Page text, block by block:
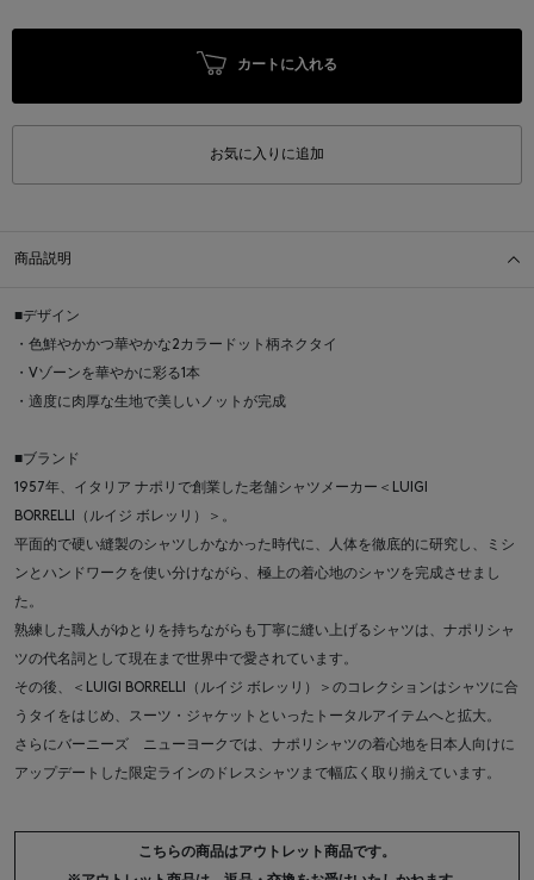
カートに入れる
お気に入りに追加
商品説明
■デザイン
・色鮮やかかつ華やかな2カラードット柄ネクタイ
・Vゾーンを華やかに彩る1本
・適度に肉厚な生地で美しいノットが完成
■ブランド
1957年、イタリア ナポリで創業した老舗シャツメーカー＜LUIGI
BORRELLI（ルイジ ボレッリ）＞。
平面的で硬い縫製のシャツしかなかった時代に、人体を徹底的に研究し、ミシ
ンとハンドワークを使い分けながら、極上の着心地のシャツを完成させまし
た。
熟練した職人がゆとりを持ちながらも丁寧に縫い上げるシャツは、ナポリシャ
ツの代名詞として現在まで世界中で愛されています。
その後、＜LUIGI BORRELLI（ルイジ ボレッリ）＞のコレクションはシャツに合
うタイをはじめ、スーツ・ジャケットといったトータルアイテムへと拡大。
さらにバーニーズ ニューヨークでは、ナポリシャツの着心地を日本人向けに
アップデートした限定ラインのドレスシャツまで幅広く取り揃えています。
こちらの商品はアウトレット商品です。